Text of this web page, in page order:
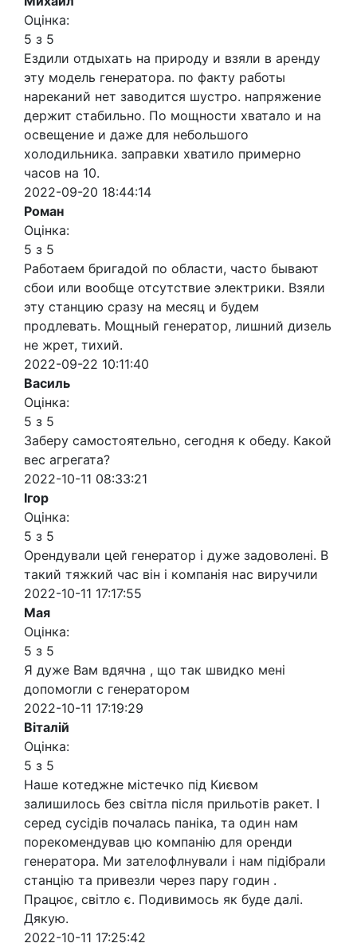
Оцінка:
5 з 5
Ездили отдыхать на природу и взяли в аренду
эту модель генератора. по факту работы
нареканий нет заводится шустро. напряжение
держит стабильно. По мощности хватало и на
освещение и даже для небольшого
холодильника. заправки хватило примерно
часов на 10.
2022-09-20 18:44:14
Роман
Оцінка:
5 з 5
Работаем бригадой по области, часто бывают
сбои или вообще отсутствие электрики. Взяли
эту станцию сразу на месяц и будем
продлевать. Мощный генератор, лишний дизель
не жрет, тихий.
2022-09-22 10:11:40
Василь
Оцінка:
5 з 5
Заберу самостоятельно, сегодня к обеду. Какой
вес агрегата?
2022-10-11 08:33:21
Ігор
Оцінка:
5 з 5
Орендували цей генератор і дуже задоволені. В
такий тяжкий час він і компанія нас виручили
2022-10-11 17:17:55
Мая
Оцінка:
5 з 5
Я дуже Вам вдячна , що так швидко мені
допомогли с генератором
2022-10-11 17:19:29
Віталій
Оцінка:
5 з 5
Наше котеджне містечко під Києвом
залишилось без світла після прильотів ракет. І
серед сусідів почалась паніка, та один нам
порекомендував цю компанію для оренди
генератора. Ми зателофлнували і нам підібрали
станцію та привезли через пару годин .
Працює, світло є. Подивимось як буде далі.
Дякую.
2022-10-11 17:25:42